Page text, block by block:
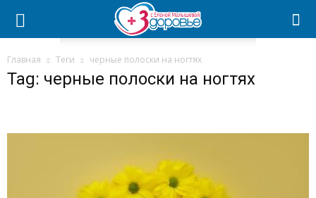
Главная Теги черные полоски на ногтях
Tag: черные полоски на ногтях